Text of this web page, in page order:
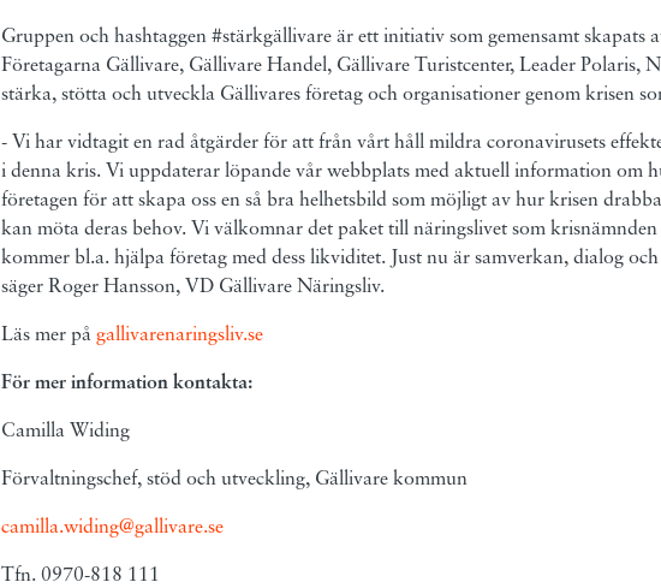
Gruppen och hashtaggen #stärkgällivare är ett initiativ som gemensamt
Företagarna Gällivare, Gällivare Handel, Gällivare Turistcenter, Leader Polaris,
stärka, stötta och utveckla Gällivares företag och organisationer genom krisen
- Vi har vidtagit en rad åtgärder för att från vårt håll mildra coronavirusets
i denna kris. Vi uppdaterar löpande vår webbplats med aktuell information om
företagen för att skapa oss en så bra helhetsbild som möjligt av hur krisen
kan möta deras behov. Vi välkomnar det paket till näringslivet som
kommer bl.a. hjälpa företag med dess likviditet. Just nu är samverkan, dialog
säger Roger Hansson, VD Gällivare Näringsliv.
Läs mer på gallivarenaringsliv.se
För mer information kontakta:
Camilla Widing
Förvaltningschef, stöd och utveckling, Gällivare kommun
camilla.widing@gallivare.se
Tfn. 0970-818 111